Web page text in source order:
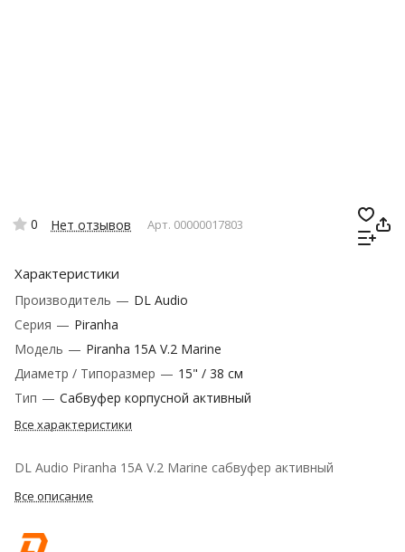
0 Нет отзывов Арт. 00000017803
Характеристики
Производитель — DL Audio
Серия — Piranha
Модель — Piranha 15A V.2 Marine
Диаметр / Типоразмер — 15" / 38 см
Тип — Сабвуфер корпусной активный
Все характеристики
DL Audio Piranha 15A V.2 Marine сабвуфер активный
Все описание